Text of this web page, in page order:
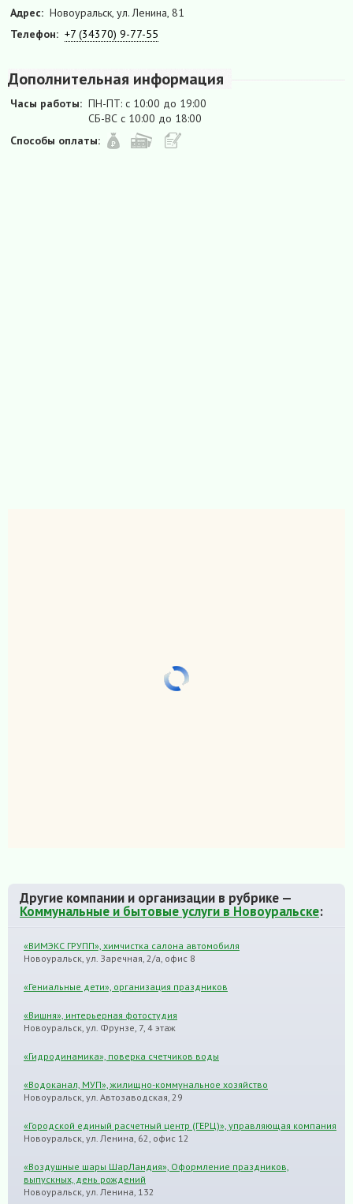
Адрес: Новоуральск, ул. Ленина, 81
Телефон: +7 (34370) 9-77-55
Дополнительная информация
Часы работы: ПН-ПТ: с 10:00 до 19:00
СБ-ВС с 10:00 до 18:00
Способы оплаты:
Другие компании и организации в рубрике —
Коммунальные и бытовые услуги в Новоуральске:
«ВИМЭКС ГРУПП», химчистка салона автомобиля
Новоуральск, ул. Заречная, 2/а, офис 8
«Гениальные дети», организация праздников
«Вишня», интерьерная фотостудия
Новоуральск, ул. Фрунзе, 7, 4 этаж
«Гидродинамика», поверка счетчиков воды
«Водоканал, МУП», жилищно-коммунальное хозяйство
Новоуральск, ул. Автозаводская, 29
«Городской единый расчетный центр (ГЕРЦ)», управляющая компания
Новоуральск, ул. Ленина, 62, офис 12
«Воздушные шары ШарЛандия», Оформление праздников,
выпускных, день рождений
Новоуральск, ул. Ленина, 132